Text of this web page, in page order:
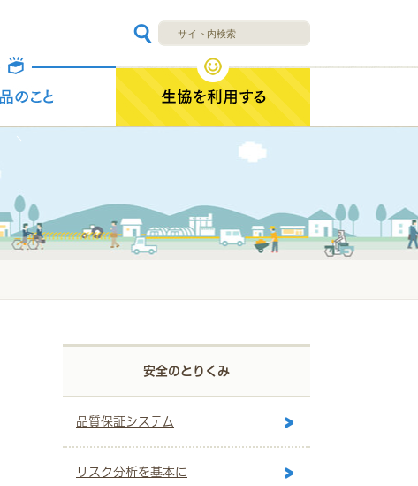
安全のとりくみ
品質保証システム
リスク分析を基本に